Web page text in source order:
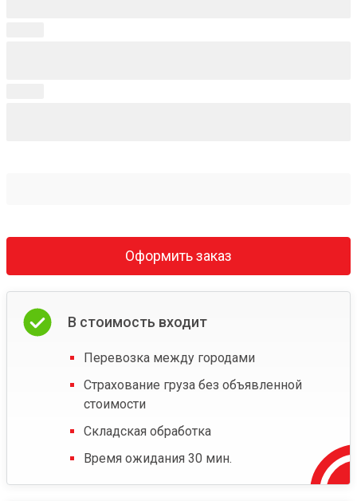
Оформить заказ
В стоимость входит
Перевозка между городами
Страхование груза без объявленной
стоимости
Складская обработка
Время ожидания 30 мин.